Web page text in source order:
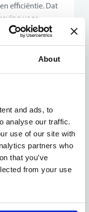
About
and ads, to
analyse our traffic.
use of our site with
partners who
that you’ve
from your use
efficiëntie. Dat
voor
stabiele
land- en
jij werkt mee